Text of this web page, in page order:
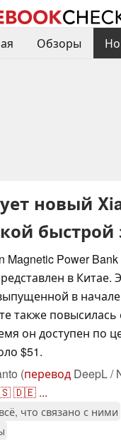
Обзоры
новый
быстрой
Magnetic Power
в Китае.
в
также повысилась
он доступен по
$51.
(перевод DeepL /
🇩🇪 ...
что связано с ними